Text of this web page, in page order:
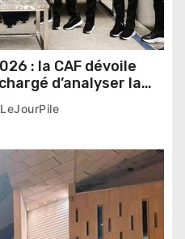
: la CAF dévoile
d’analyser la